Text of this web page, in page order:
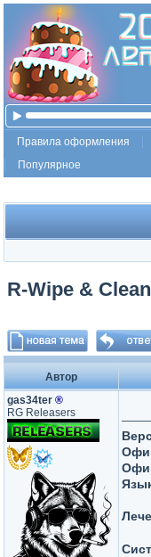
Правила оформления
Популярное
R-Wipe &
Автор
gas34ter ®
RG Releasers